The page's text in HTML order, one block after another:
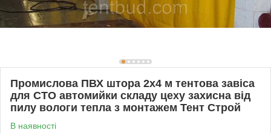
Промислова ПВХ штора 2х4 м тентова завіса
для СТО автомийки складу цеху захисна від
пилу вологи тепла з монтажем Тент Строй
В наявності